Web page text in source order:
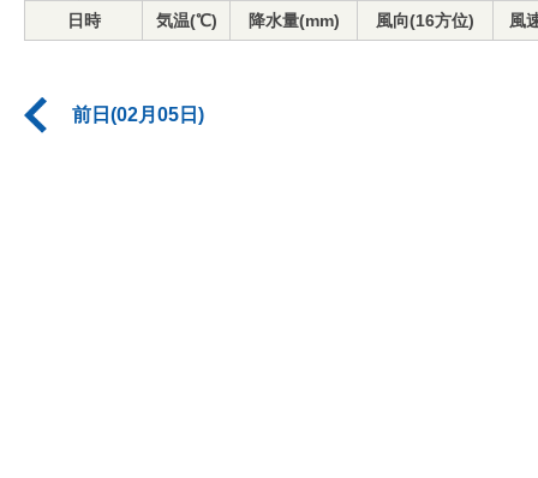
日時 気温(℃) 降水量(mm) 風向(16方位) 風
前日(02月05日)